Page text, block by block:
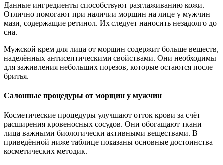
Данные ингредиенты способствуют разглаживанию кожи.
Отлично помогают при наличии морщин на лице у мужчин
мази, содержащие ретинол. Их следует наносить незадолго до
сна.
Мужской крем для лица от морщин содержит больше веществ,
наделённых антисептическими свойствами. Они необходимы
для заживления небольших порезов, которые остаются после
бритья.
Салонные процедуры от морщин у мужчин
Косметические процедуры улучшают отток крови за счёт
расширения кровеносных сосудов. Они обогащают ткани
лица важными биологически активными веществами. В
приведённой ниже таблице показаны основные достоинства
косметических методик.